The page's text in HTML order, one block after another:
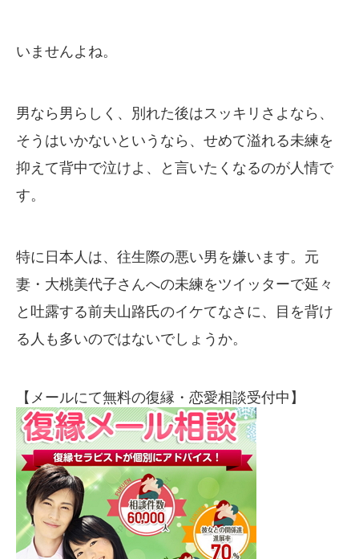
いませんよね。
男なら男らしく、別れた後はスッキリさよなら、
そうはいかないというなら、せめて溢れる未練を
抑えて背中で泣けよ、と言いたくなるのが人情で
す。
特に日本人は、往生際の悪い男を嫌います。元
妻・大桃美代子さんへの未練をツイッターで延々
と吐露する前夫山路氏のイケてなさに、目を背け
る人も多いのではないでしょうか。
【メールにて無料の復縁・恋愛相談受付中】